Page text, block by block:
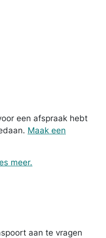
een afspraak hebt
Maak een
meer.
aan te vragen